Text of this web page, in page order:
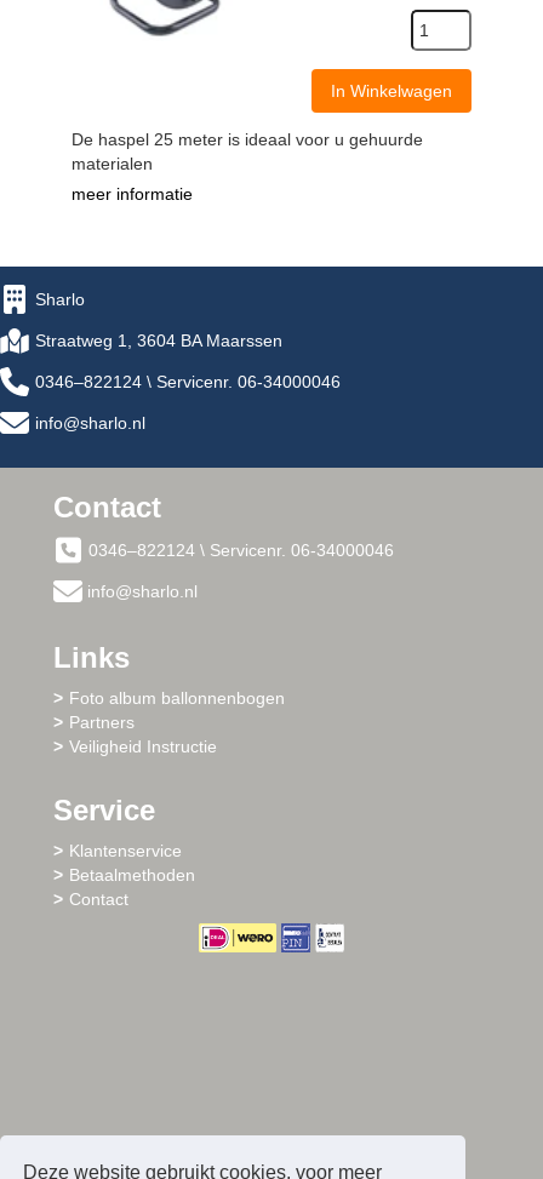
Deze website gebruikt cookies, voor meer
In Winkelwagen
De haspel 25 meter is ideaal voor u gehuurde
materialen
meer informatie
Sharlo
Straatweg 1, 3604 BA Maarssen
0346–822124 \ Servicenr. 06-34000046
info@sharlo.nl
Contact
0346–822124 \ Servicenr. 06-34000046
info@sharlo.nl
Links
Foto album ballonnenbogen
Partners
Veiligheid Instructie
Service
Klantenservice
Betaalmethoden
Contact